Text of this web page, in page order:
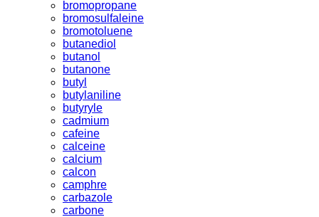
bromopropane
bromosulfaleine
bromotoluene
butanediol
butanol
butanone
butyl
butylaniline
butyryle
cadmium
cafeine
calceine
calcium
calcon
camphre
carbazole
carbone